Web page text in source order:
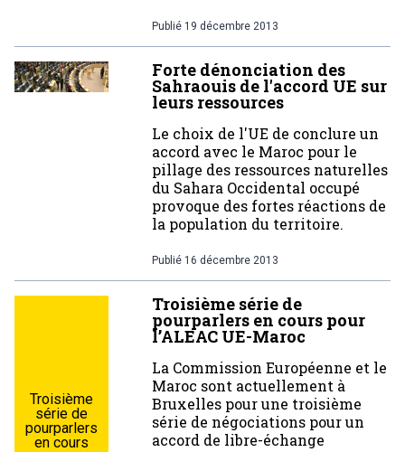
Publié 19 décembre 2013
Forte dénonciation des
Sahraouis de l'accord UE sur
leurs ressources
Le choix de l'UE de conclure un
accord avec le Maroc pour le
pillage des ressources naturelles
du Sahara Occidental occupé
provoque des fortes réactions de
la population du territoire.
Publié 16 décembre 2013
Troisième
série de
pourparlers
en cours
Troisième série de
pourparlers en cours pour
l’ALEAC UE-Maroc
La Commission Européenne et le
Maroc sont actuellement à
Bruxelles pour une troisième
série de négociations pour un
accord de libre-échange